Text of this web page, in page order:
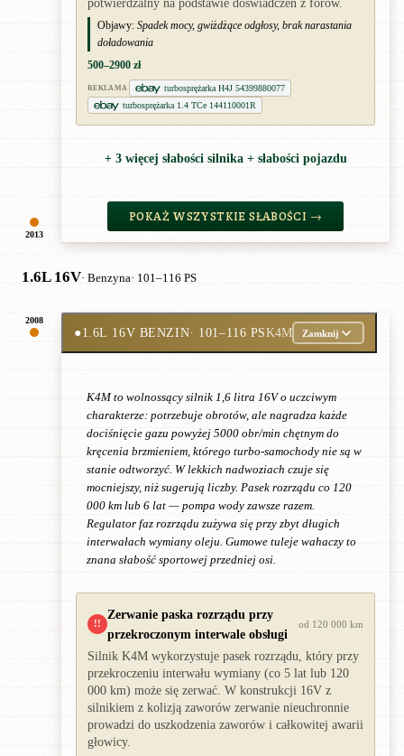
2013
potwierdzalny na podstawie doświadczeń z forów.
Objawy: Spadek mocy, gwiżdżące odgłosy, brak narastania
doładowania
500–2900 zł
REKLAMA
turbosprężarka H4J 54399880077
turbosprężarka 1.4 TCe 144110001R
+ 3 więcej słabości silnika + słabości pojazdu
POKAŻ WSZYSTKIE SŁABOŚCI →
1.6L 16V· Benzyna· 101–116 PS
2008
●1.6L 16V BENZIN· 101–116 PSK4M Zamknij
K4M to wolnossący silnik 1,6 litra 16V o uczciwym
charakterze: potrzebuje obrotów, ale nagradza każde
dociśnięcie gazu powyżej 5000 obr/min chętnym do
kręcenia brzmieniem, którego turbo-samochody nie są w
stanie odtworzyć. W lekkich nadwoziach czuje się
mocniejszy, niż sugerują liczby. Pasek rozrządu co 120
000 km lub 6 lat — pompa wody zawsze razem.
Regulator faz rozrządu zużywa się przy zbyt długich
interwałach wymiany oleju. Gumowe tuleje wahaczy to
znana słabość sportowej przedniej osi.
!!
Zerwanie paska rozrządu przy
przekroczonym interwale obsługi
od 120 000 km
Silnik K4M wykorzystuje pasek rozrządu, który przy
przekroczeniu interwału wymiany (co 5 lat lub 120
000 km) może się zerwać. W konstrukcji 16V z
silnikiem z kolizją zaworów zerwanie nieuchronnie
prowadzi do uszkodzenia zaworów i całkowitej awarii
głowicy.